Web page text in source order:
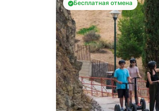
Бесплатная отмена